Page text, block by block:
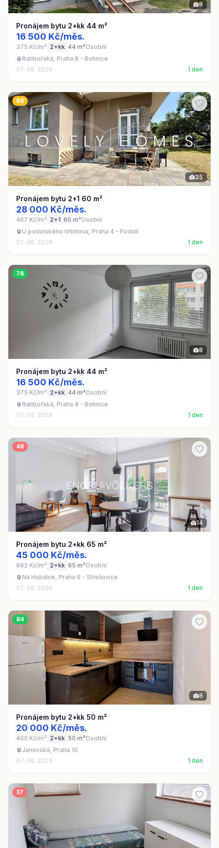
8
Pronájem bytu 2+kk 44 m²
16 500 Kč/měs.
375 Kč/m² 2+kk 44 m²Osobní
Ratibořská, Praha 8 - Bohnice
07. 08. 2026
1 den
68
25
Pronájem bytu 2+1 60 m²
28 000 Kč/měs.
467 Kč/m² 2+1 60 m²Osobní
U podolského hřbitova, Praha 4 - Podolí
07. 08. 2026
1 den
76
8
Pronájem bytu 2+kk 44 m²
16 500 Kč/měs.
375 Kč/m² 2+kk 44 m²Osobní
Ratibořská, Praha 8 - Bohnice
07. 08. 2026
1 den
48
14
Pronájem bytu 2+kk 65 m²
45 000 Kč/měs.
692 Kč/m² 2+kk 65 m²Osobní
Na Hubálce, Praha 6 - Střešovice
07. 08. 2026
1 den
84
8
Pronájem bytu 2+kk 50 m²
20 000 Kč/měs.
400 Kč/m² 2+kk 50 m²Osobní
Janovská, Praha 10
07. 08. 2026
1 den
37